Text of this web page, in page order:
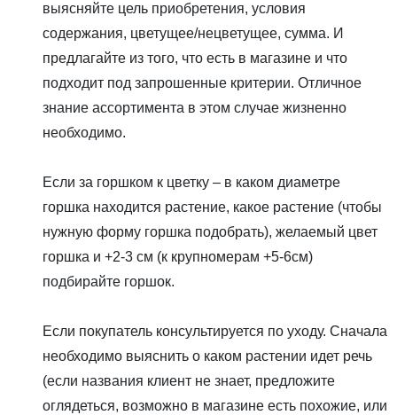
выясняйте цель приобретения, условия
содержания, цветущее/нецветущее, сумма. И
предлагайте из того, что есть в магазине и что
подходит под запрошенные критерии. Отличное
знание ассортимента в этом случае жизненно
необходимо.
Если за горшком к цветку – в каком диаметре
горшка находится растение, какое растение (чтобы
нужную форму горшка подобрать), желаемый цвет
горшка и +2-3 см (к крупномерам +5-6см)
подбирайте горшок.
Если покупатель консультируется по уходу. Сначала
необходимо выяснить о каком растении идет речь
(если названия клиент не знает, предложите
оглядеться, возможно в магазине есть похожие, или